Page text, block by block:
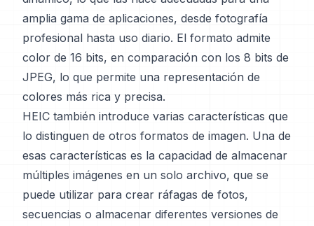
amplia gama de aplicaciones, desde fotografía
profesional hasta uso diario. El formato admite
color de 16 bits, en comparación con los 8 bits de
JPEG, lo que permite una representación de
colores más rica y precisa.
HEIC también introduce varias características que
lo distinguen de otros formatos de imagen. Una de
esas características es la capacidad de almacenar
múltiples imágenes en un solo archivo, que se
puede utilizar para crear ráfagas de fotos,
secuencias o almacenar diferentes versiones de